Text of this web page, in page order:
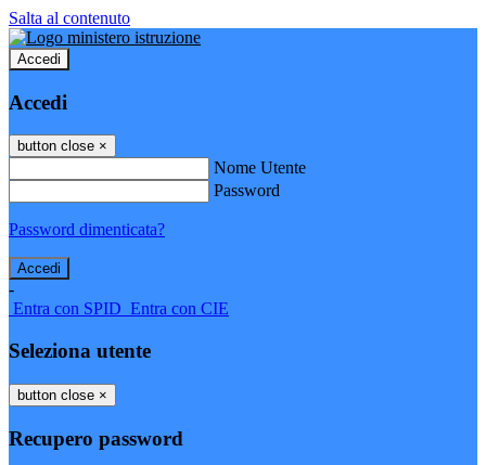
Salta al contenuto
Accedi
Accedi
button close ×
Nome Utente
Password
Password dimenticata?
-
Entra con SPID Entra con CIE
Seleziona utente
button close ×
Recupero password